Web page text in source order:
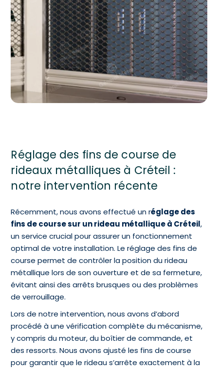
Réglage des fins de course de
rideaux métalliques à Créteil :
notre intervention récente
Récemment, nous avons effectué un réglage des
fins de course sur un rideau métallique à Créteil,
un service crucial pour assurer un fonctionnement
optimal de votre installation. Le réglage des fins de
course permet de contrôler la position du rideau
métallique lors de son ouverture et de sa fermeture,
évitant ainsi des arrêts brusques ou des problèmes
de verrouillage.
Lors de notre intervention, nous avons d’abord
procédé à une vérification complète du mécanisme,
y compris du moteur, du boîtier de commande, et
des ressorts. Nous avons ajusté les fins de course
pour garantir que le rideau s’arrête exactement à la